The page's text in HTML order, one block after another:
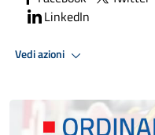
LinkedIn
Vedi azioni